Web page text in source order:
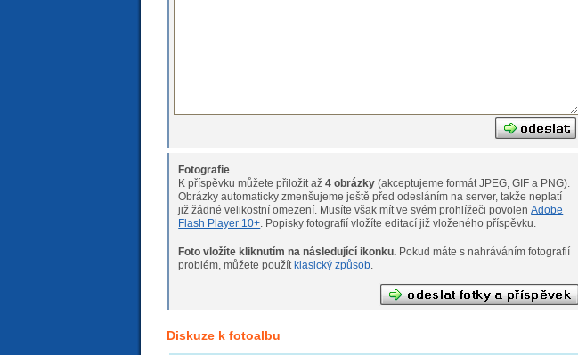
Fotografie
K příspěvku můžete přiložit až4 obrázky (akceptujeme formát JPEG, GIF a PNG).
Obrázky automaticky zmenšujeme ještě před odesláním na server, takže neplatí
již žádné velikostní omezení. Musíte však mít ve svém prohlížeči povolenAdobe
Flash Player 10+ . Popisky fotografií vložíte editací již vloženého příspěvku.
Foto vložíte kliknutím na následující ikonku.
problém, můžete použítklasický způsob
Diskuze k fotoalbu